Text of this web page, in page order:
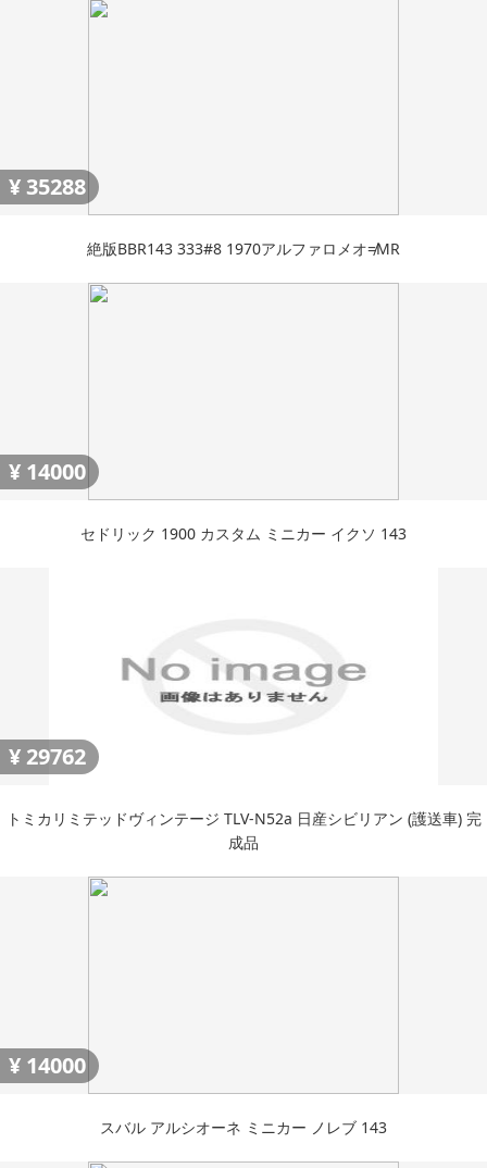
¥35288
絶版BBR143 333#8 1970アルファロメオ≠MR
¥ 14000
セドリック 1900 カスタム ミニカー イクソ 143
¥ 29762
トミカリミテッドヴィンテージ TLV-N52a 日産シビリアン (護送車) 完
成品
¥ 14000
スバル アルシオーネ ミニカー ノレブ 143